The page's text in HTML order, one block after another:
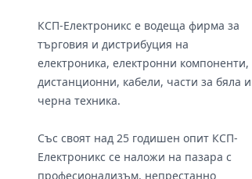
КСП-Електроникс е водеща фирма за
търговия и дистрибуция на
електроника, електронни компоненти,
дистанционни, кабели, части за бяла и
черна техника.
Със своят над 25 годишен опит КСП-
Електроникс се наложи на пазара с
професионализъм, непрестанно